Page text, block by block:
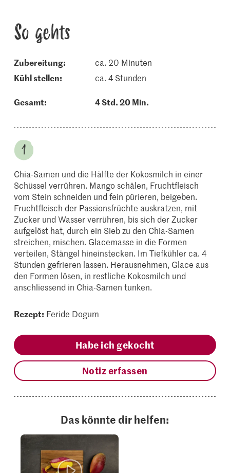
So gehts
Zubereitung:
ca. 20 Minuten
kühl stellen:
ca. 4 Stunden
Gesamt: 4 Std. 20 Min.
Chia-Samen und die Hälfte der Kokosmilch in einer
Schüssel verrühren. Mango schälen, Fruchtfleisch
vom Stein schneiden und fein pürieren, beigeben.
Fruchtfleisch der Passionsfrüchte auskratzen, mit
Zucker und Wasser verrühren, bis sich der Zucker
aufgelöst hat, durch ein Sieb zu den Chia-Samen
streichen, mischen. Glacemasse in die Formen
verteilen, Stängel hineinstecken. Im Tiefkühler ca. 4
Stunden gefrieren lassen. Herausnehmen, Glace aus
den Formen lösen, in restliche Kokosmilch und
anschliessend in Chia-Samen tunken.
Rezept: Feride Dogum
Habe ich gekocht
Notiz erfassen
Das könnte dir helfen: